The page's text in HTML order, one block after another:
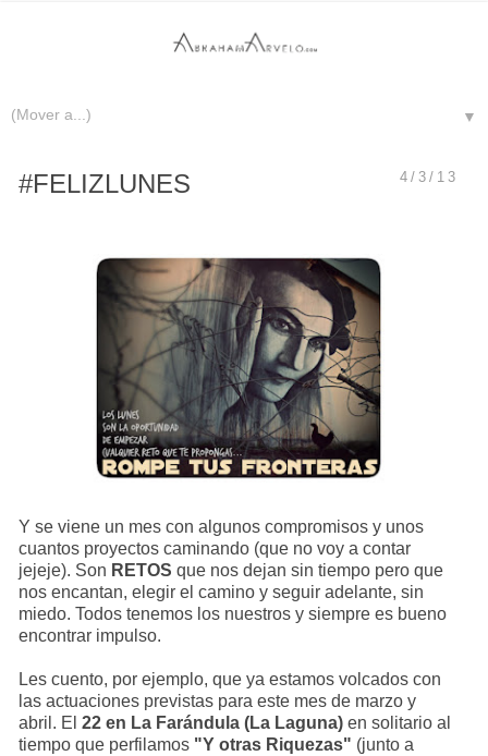
▼
4/3/13
#FELIZLUNES
Y se viene un mes con algunos compromisos y unos
cuantos proyectos caminando (que no voy a contar
jejeje). Son RETOS que nos dejan sin tiempo pero que
nos encantan, elegir el camino y seguir adelante, sin
miedo. Todos tenemos los nuestros y siempre es bueno
encontrar impulso.
Les cuento, por ejemplo, que ya estamos volcados con
las actuaciones previstas para este mes de marzo y
abril. El 22 en La Farándula (La Laguna) en solitario al
tiempo que perfilamos "Y otras Riquezas" (junto a